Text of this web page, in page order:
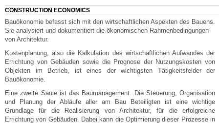
CONSTRUCTION ECONOMICS
Bauökonomie befasst sich mit den wirtschaftlichen Aspekten des Bauens.
Sie analysiert und dokumentiert die ökonomischen Rahmenbedingungen
von Architektur.
Kostenplanung, also die Kalkulation des wirtschaftlichen Aufwandes der
Errichtung von Gebäuden sowie die Prognose der Nutzungskosten von
Objekten im Betrieb, ist eines der wichtigsten Tätigkeitsfelder der
Bauökonomie.
Eine zweite Säule ist das Baumanagement. Die Steuerung, Organisation
und Planung der Abläufe aller am Bau Beteiligten ist eine wichtige
Grundlage für die Realisierung von Architektur, für die erfolgreiche
Errichtung von Gebäuden. Dabei kann die Optimierung dieser Prozesse in